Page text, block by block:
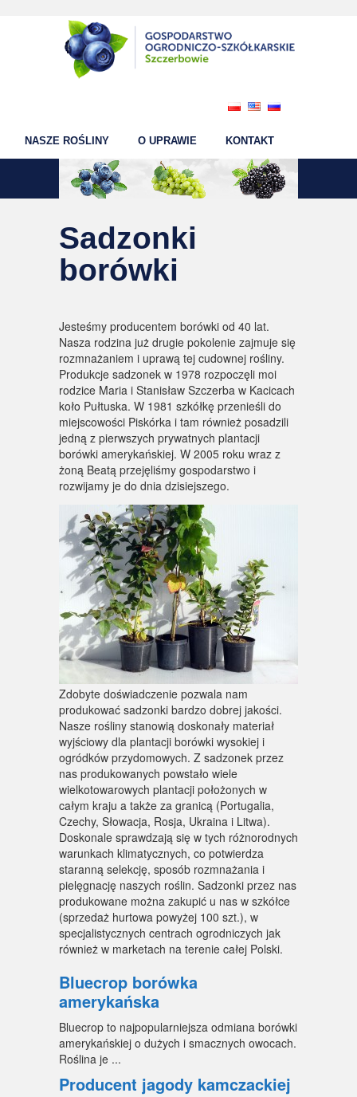
NASZE ROŚLINY O UPRAWIE KONTAKT
Sadzonki
borówki
Jesteśmy producentem borówki od 40 lat.
Nasza rodzina już drugie pokolenie zajmuje się
rozmnażaniem i uprawą tej cudownej rośliny.
Produkcje sadzonek w 1978 rozpoczęli moi
rodzice Maria i Stanisław Szczerba w Kacicach
koło Pułtuska. W 1981 szkółkę przenieśli do
miejscowości Piskórka i tam również posadzili
jedną z pierwszych prywatnych plantacji
borówki amerykańskiej. W 2005 roku wraz z
żoną Beatą przejęliśmy gospodarstwo i
rozwijamy je do dnia dzisiejszego.
Zdobyte doświadczenie pozwala nam
produkować sadzonki bardzo dobrej jakości.
Nasze rośliny stanowią doskonały materiał
wyjściowy dla plantacji borówki wysokiej i
ogródków przydomowych. Z sadzonek przez
nas produkowanych powstało wiele
wielkotowarowych plantacji położonych w
całym kraju a także za granicą (Portugalia,
Czechy, Słowacja, Rosja, Ukraina i Litwa).
Doskonale sprawdzają się w tych różnorodnych
warunkach klimatycznych, co potwierdza
staranną selekcję, sposób rozmnażania i
pielęgnację naszych roślin. Sadzonki przez nas
produkowane można zakupić u nas w szkółce
(sprzedaż hurtowa powyżej 100 szt.), w
specjalistycznych centrach ogrodniczych jak
również w marketach na terenie całej Polski.
Bluecrop borówka
amerykańska
Bluecrop to najpopularniejsza odmiana borówki
amerykańskiej o dużych i smacznych owocach.
Roślina je ...
Producent jagody kamczackiej